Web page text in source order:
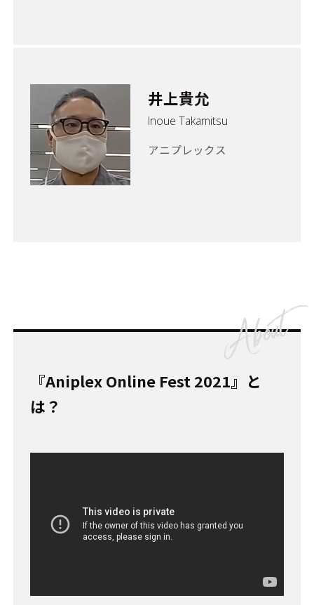
井上貴允
Inoue Takamitsu
アニプレックス
『Aniplex Online Fest 2021』と
は？